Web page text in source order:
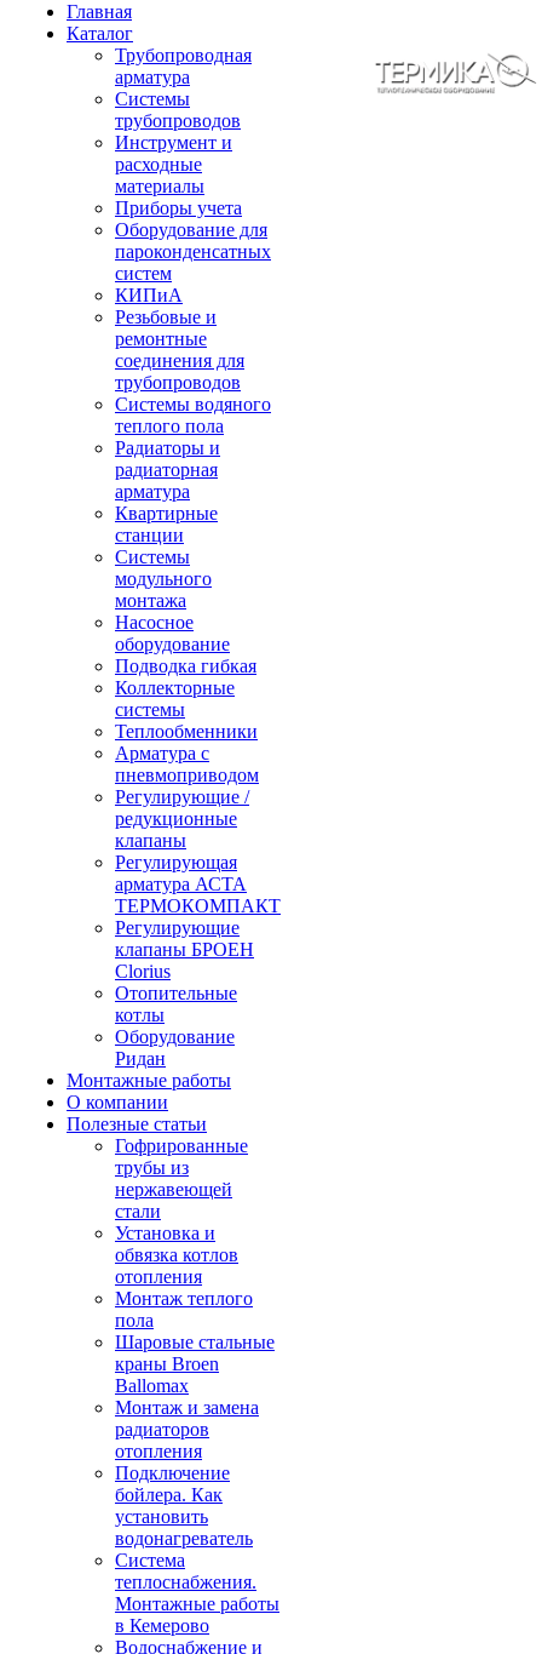
Главная
Каталог
Трубопроводная
арматура
Системы
трубопроводов
Инструмент и
расходные
материалы
Приборы учета
Оборудование для
пароконденсатных
систем
КИПиА
Резьбовые и
ремонтные
соединения для
трубопроводов
Системы водяного
теплого пола
Радиаторы и
радиаторная
арматура
Квартирные
станции
Системы
модульного
монтажа
Насосное
оборудование
Подводка гибкая
Коллекторные
системы
Теплообменники
Арматура с
пневмоприводом
Регулирующие /
редукционные
клапаны
Регулирующая
арматура АСТА
ТЕРМОКОМПАКТ
Регулирующие
клапаны БРОЕН
Clorius
Отопительные
котлы
Оборудование
Ридан
Монтажные работы
О компании
Полезные статьи
Гофрированные
трубы из
нержавеющей
стали
Установка и
обвязка котлов
отопления
Монтаж теплого
пола
Шаровые стальные
краны Broen
Ballomax
Монтаж и замена
радиаторов
отопления
Подключение
бойлера. Как
установить
водонагреватель
Система
теплоснабжения.
Монтажные работы
в Кемерово
Водоснабжение и